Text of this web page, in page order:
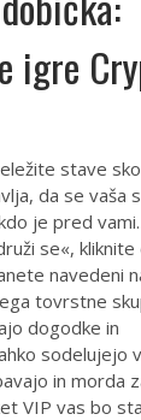
igre
stave
da se vaša
je pred
se«, kliknite
navedeni
tovrstne
dogodke in
sodelujejo
in morda
VIP vas bo